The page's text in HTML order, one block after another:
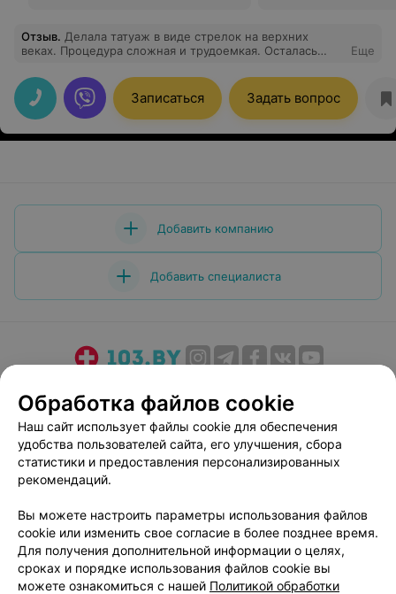
Отзыв. Делала татуаж в виде стрелок на верхних
веках. Процедура сложная и трудоемкая. Осталась
Сергеевне за высокий профессионализм,
внимательность и доброжелательность! У этого же
мастера делаю косметические процедуры. Всегда
получаю компетентные консультации.
Еще
Записаться Задать вопрос
Добавить компанию
Добавить специалиста
Медицинский маркетинг
Публичный договор
Пользовательское соглашение
Способы оплаты
Вакансии
Партнеры
Написать руководителю 103.by
Персональные настройки cookie
Обработка персональных данных
Обработка файлов cookie
Наш сайт использует файлы cookie для обеспечения
удобства пользователей сайта, его улучшения, сбора
статистики и предоставления персонализированных
рекомендаций.
Вы можете настроить параметры использования файлов
cookie или изменить свое согласие в более позднее время.
Для получения дополнительной информации о целях,
сроках и порядке использования файлов cookie вы
можете ознакомиться с нашей Политикой обработки